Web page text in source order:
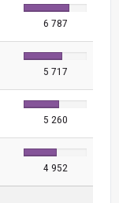
6 787
5 717
5 260
4 952